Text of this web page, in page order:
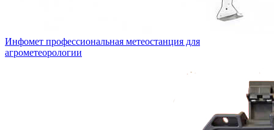
Инфомет профессиональная метеостанция для
агрометеорологии